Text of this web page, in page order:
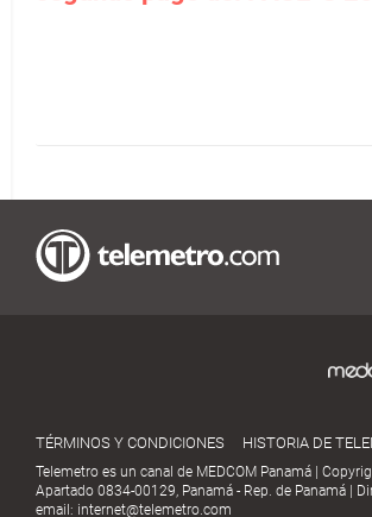
TÉRMINOS Y CONDICIONES HISTORIA DE
Telemetro es un canal de MEDCOM Panamá |
Apartado 0834-00129, Panamá - Rep. de Panamá |
email: internet@telemetro.com